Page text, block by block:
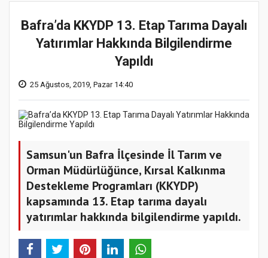
Bafra’da KKYDP 13. Etap Tarıma Dayalı
Yatırımlar Hakkında Bilgilendirme
Yapıldı
25 Ağustos, 2019, Pazar 14:40
Samsun'un Bafra İlçesinde İl Tarım ve
Orman Müdürlüğünce, Kırsal Kalkınma
Destekleme Programları (KKYDP)
kapsamında 13. Etap tarıma dayalı
yatırımlar hakkında bilgilendirme yapıldı.